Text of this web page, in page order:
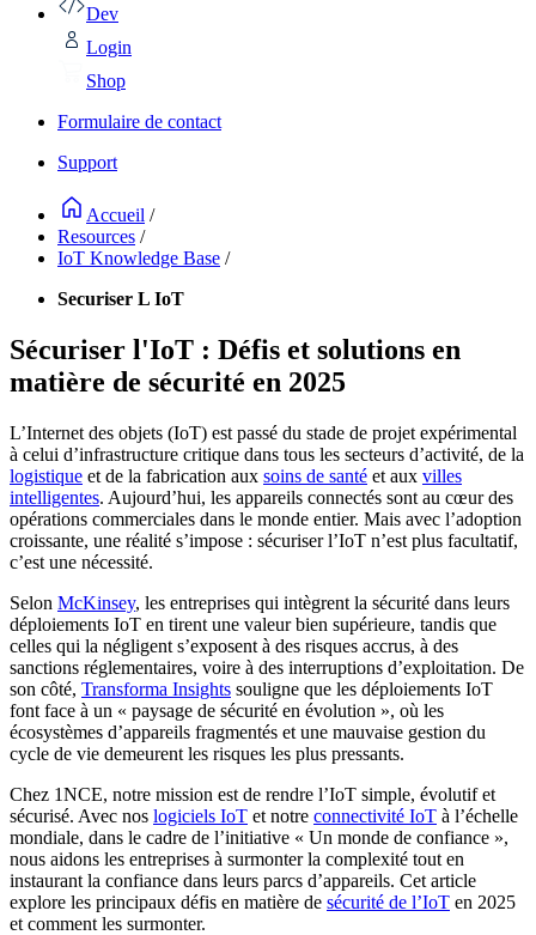
Dev
Login
Shop
Formulaire de contact
Support
Accueil /
Resources /
IoT Knowledge Base /
Securiser L IoT
Sécuriser l'IoT : Défis et solutions en
matière de sécurité en 2025
L’Internet des objets (IoT) est passé du stade de projet expérimental
à celui d’infrastructure critique dans tous les secteurs d’activité, de la
logistique et de la fabrication aux soins de santé et aux villes
intelligentes. Aujourd’hui, les appareils connectés sont au cœur des
opérations commerciales dans le monde entier. Mais avec l’adoption
croissante, une réalité s’impose : sécuriser l’IoT n’est plus facultatif,
c’est une nécessité.
Selon McKinsey, les entreprises qui intègrent la sécurité dans leurs
déploiements IoT en tirent une valeur bien supérieure, tandis que
celles qui la négligent s’exposent à des risques accrus, à des
sanctions réglementaires, voire à des interruptions d’exploitation. De
son côté, Transforma Insights souligne que les déploiements IoT
font face à un « paysage de sécurité en évolution », où les
écosystèmes d’appareils fragmentés et une mauvaise gestion du
cycle de vie demeurent les risques les plus pressants.
Chez 1NCE, notre mission est de rendre l’IoT simple, évolutif et
sécurisé. Avec nos logiciels IoT et notre connectivité IoT à l’échelle
mondiale, dans le cadre de l’initiative « Un monde de confiance »,
nous aidons les entreprises à surmonter la complexité tout en
instaurant la confiance dans leurs parcs d’appareils. Cet article
explore les principaux défis en matière de sécurité de l’IoT en 2025
et comment les surmonter.